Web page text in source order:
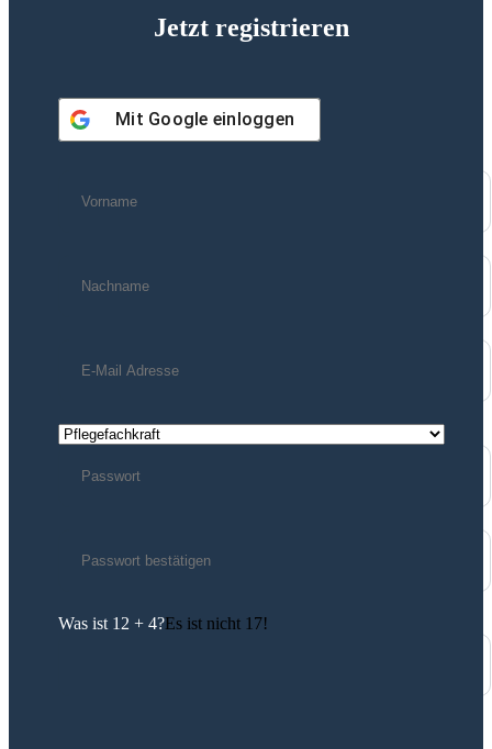
Jetzt registrieren
Mit Google einloggen
Was ist 12 + 4?Es ist nicht 17!